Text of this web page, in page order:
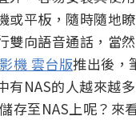
或平板，隨時隨地
雙向語音通話，當
機 雲台版推出後，
有NAS的人越來越
存至NAS上呢？來